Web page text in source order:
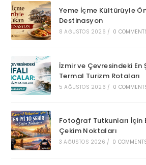
Yeme İçme Kültürüyle
Destinasyon
8 AĞUSTOS 2026 / 0
İzmir ve Çevresindeki En
Termal Turizm Rotaları
5 AĞUSTOS 2026 / 0
Fotoğraf Tutkunları İçin
Çekim Noktaları
3 AĞUSTOS 2026 / 0